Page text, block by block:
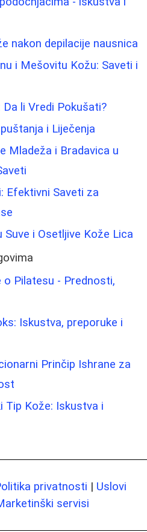
nakon depilacije nausnica
i Mešovitu Kožu: Saveti i
li Vredi Pokušati?
i Liječenja
Mladeža i Bradavica u
Efektivni Saveti za
Suve i Osetljive Kože Lica
Pilatesu - Prednosti,
Iskustva, preporuke i
Prinčip Ishrane za
Tip Kože: Iskustva i
privatnosti | Uslovi
servisi